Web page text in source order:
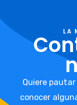
LA
Quiere
conocer